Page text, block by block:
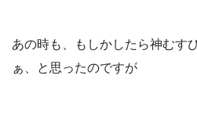
あの時も、もしかしたら神むす
ぁ、と思ったのですが